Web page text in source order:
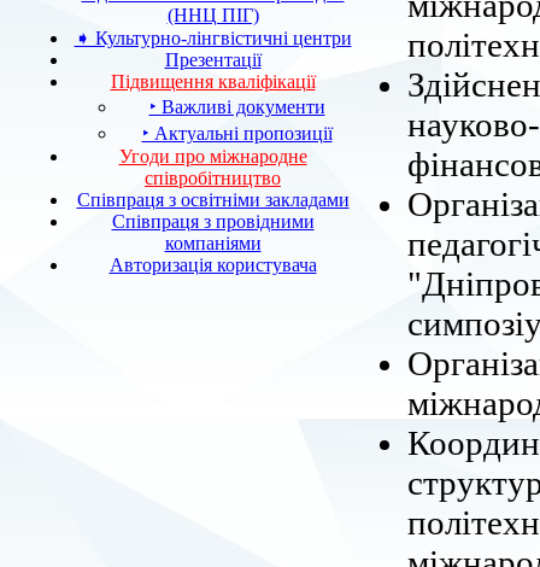
(ННЦ ПІГ)
➧ Культурно-лінгвістичні центри
Презентації
Підвищення кваліфікації
‣ Важливі документи
‣ Актуальні пропозиції
Угоди про міжнародне
співробітництво
Співпраця з освітніми закладами
Співпраця з провідними
компаніями
Авторизація користувача